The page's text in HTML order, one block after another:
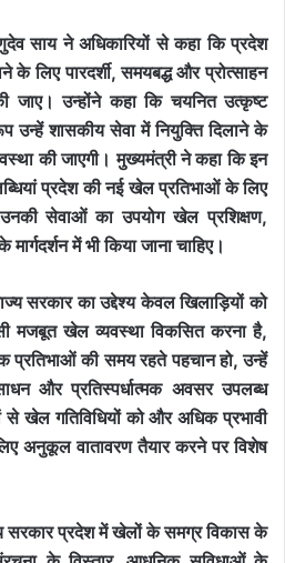
साय ने अधिकारियों से कहा कि प्रदेश
लिए पारदर्शी, समयबद्ध और प्रोत्साहन
जाए। उन्होंने कहा कि चयनित उत्कृष्ट
उन्हें शासकीय सेवा में नियुक्ति दिलाने के
की जाएगी। मुख्यमंत्री ने कहा कि इन
प्रदेश की नई खेल प्रतिभाओं के लिए
सेवाओं का उपयोग खेल प्रशिक्षण,
में भी किया जाना चाहिए।
सरकार का उद्देश्य केवल खिलाड़ियों को
मजबूत खेल व्यवस्था विकसित करना है,
प्रतिभाओं की समय रहते पहचान हो, उन्हें
और प्रतिस्पर्धात्मक अवसर उपलब्ध
से खेल गतिविधियों को और अधिक प्रभावी
अनुकूल वातावरण तैयार करने पर विशेष
सरकार प्रदेश में खेलों के समग्र विकास के